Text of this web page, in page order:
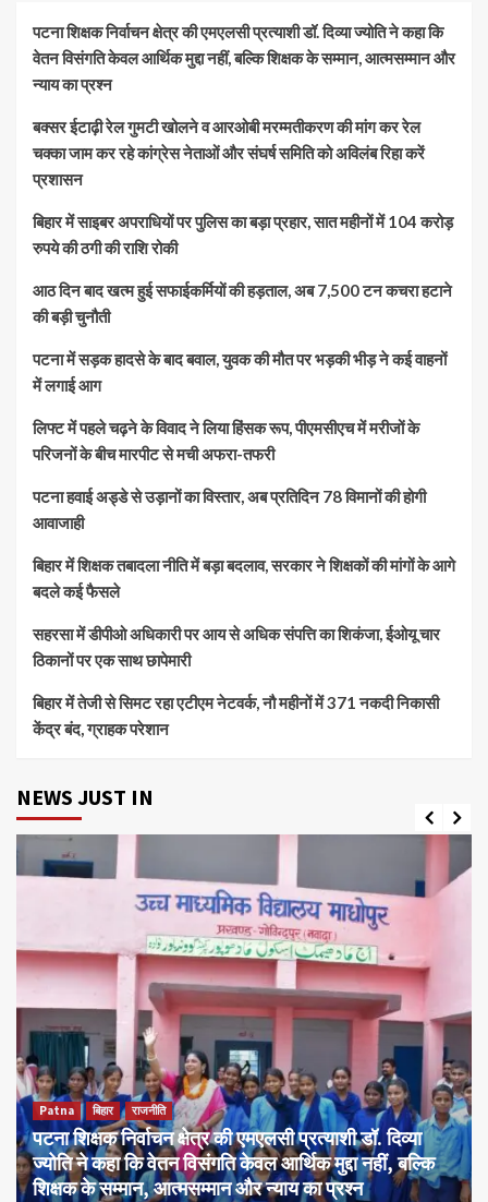
पटना शिक्षक निर्वाचन क्षेत्र की एमएलसी प्रत्याशी डॉ. दिव्या ज्योति ने कहा कि
वेतन विसंगति केवल आर्थिक मुद्दा नहीं, बल्कि शिक्षक के सम्मान, आत्मसम्मान और
न्याय का प्रश्न
बक्सर ईटाढ़ी रेल गुमटी खोलने व आरओबी मरम्मतीकरण की मांग कर रेल
चक्का जाम कर रहे कांग्रेस नेताओं और संघर्ष समिति को अविलंब रिहा करें
प्रशासन
बिहार में साइबर अपराधियों पर पुलिस का बड़ा प्रहार, सात महीनों में 104 करोड़
रुपये की ठगी की राशि रोकी
आठ दिन बाद खत्म हुई सफाईकर्मियों की हड़ताल, अब 7,500 टन कचरा हटाने
की बड़ी चुनौती
पटना में सड़क हादसे के बाद बवाल, युवक की मौत पर भड़की भीड़ ने कई वाहनों
में लगाई आग
लिफ्ट में पहले चढ़ने के विवाद ने लिया हिंसक रूप, पीएमसीएच में मरीजों के
परिजनों के बीच मारपीट से मची अफरा-तफरी
पटना हवाई अड्डे से उड़ानों का विस्तार, अब प्रतिदिन 78 विमानों की होगी
आवाजाही
बिहार में शिक्षक तबादला नीति में बड़ा बदलाव, सरकार ने शिक्षकों की मांगों के आगे
बदले कई फैसले
सहरसा में डीपीओ अधिकारी पर आय से अधिक संपत्ति का शिकंजा, ईओयू चार
ठिकानों पर एक साथ छापेमारी
बिहार में तेजी से सिमट रहा एटीएम नेटवर्क, नौ महीनों में 371 नकदी निकासी
केंद्र बंद, ग्राहक परेशान
NEWS JUST IN
Patna बिहार राजनीति
पटना शिक्षक निर्वाचन क्षेत्र की एमएलसी प्रत्याशी डॉ. दिव्या
ज्योति ने कहा कि वेतन विसंगति केवल आर्थिक मुद्दा नहीं, बल्कि
शिक्षक के सम्मान, आत्मसम्मान और न्याय का प्रश्न